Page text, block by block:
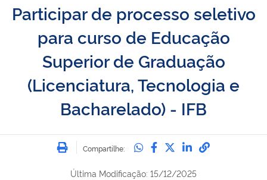
Participar de processo seletivo
para curso de Educação
Superior de Graduação
(Licenciatura, Tecnologia e
Bacharelado) - IFB
Imprimir
Compartilhe: Compartilhe no
Compartilhe no
Compartilhe no
Compartilhe
Última Modificação: 15/12/2025